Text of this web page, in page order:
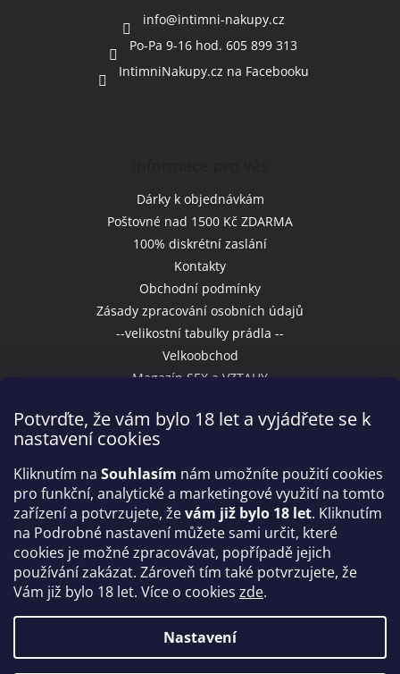
Potvrďte, že vám bylo 18 let a vyjádřete se k
nastavení cookies
Kliknutím na Souhlasím nám umožníte použití cookies
pro funkční, analytické a marketingové využití na tomto
zařízení a potvrzujete, ževám již bylo 18 let. Kliknutím
na Podrobné nastavení můžete sami určit, které
cookies je možné zpracovávat, popřípadě jejich
používání zakázat. Zároveň tím také potvrzujete, že
Vám již bylo 18 let. Více o cookies zde.
Nastavení
info@intimni-nakupy.cz
Po-Pa 9-16 hod. 605 899 313
IntimniNakupy.cz na Facebooku
Dárky k objednávkám
Poštovné nad 1500 Kč ZDARMA
100% diskrétní zaslání
Kontakty
Obchodní podmínky
Zásady zpracování osobních údajů
--velikostní tabulky prádla --
Velkoobchod
Magazín SEX a VZTAHY
Přijímáme online platby